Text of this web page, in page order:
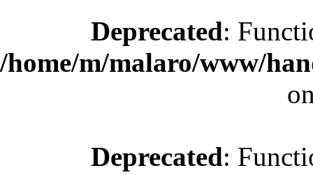
Deprecated:
/home/m/malaro/www/
Deprecated: